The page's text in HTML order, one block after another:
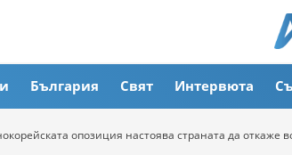
България Свят Интервюта
опозиция настоява страната да откаже